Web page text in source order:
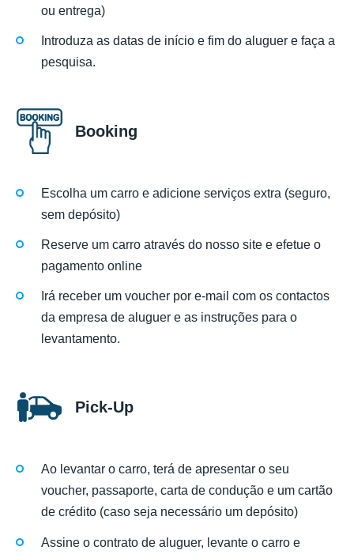
ou entrega)
Introduza as datas de início e fim do aluguer e faça a
pesquisa.
Booking
Escolha um carro e adicione serviços extra (seguro,
sem depósito)
Reserve um carro através do nosso site e efetue o
pagamento online
Irá receber um voucher por e-mail com os contactos
da empresa de aluguer e as instruções para o
levantamento.
Pick-Up
Ao levantar o carro, terá de apresentar o seu
voucher, passaporte, carta de condução e um cartão
de crédito (caso seja necessário um depósito)
Assine o contrato de aluguer, levante o carro e